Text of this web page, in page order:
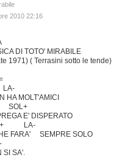
2010 22:16
DI TOTO' MIRABILE
1971) ( Terrasini sotto le tende)
HA MOLT'AMICI
E' DISPERATO
LA-
FARA' SEMPRE SOLO
LA-
SI SA'.